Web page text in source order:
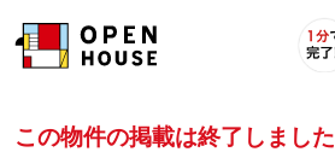
この物件の掲載は終了しました